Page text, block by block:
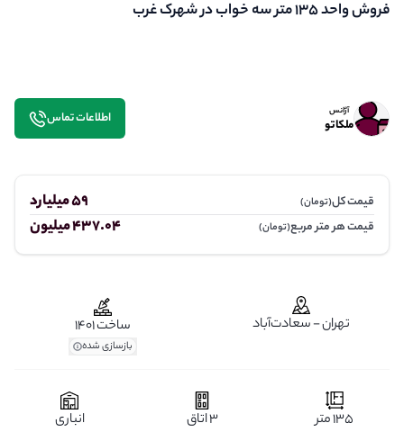
فروش واحد ۱۳۵ متر سه خواب در شهرک غرب
قیمت کل(تومان) 59 میلیارد
قیمت هر متر مربع(تومان) 437.04 میلیون
آژانس
ملکاتو اطلاعات تماس
تهران - سعادت‌آباد ساخت 1401
بازسازی شده
135 متر 3 اتاق انباری